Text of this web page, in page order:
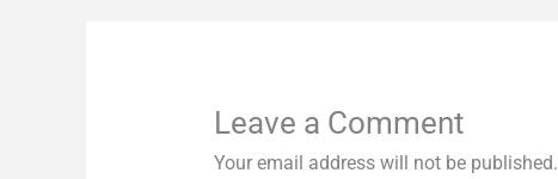
Leave a Comment
Your email address will not be published.